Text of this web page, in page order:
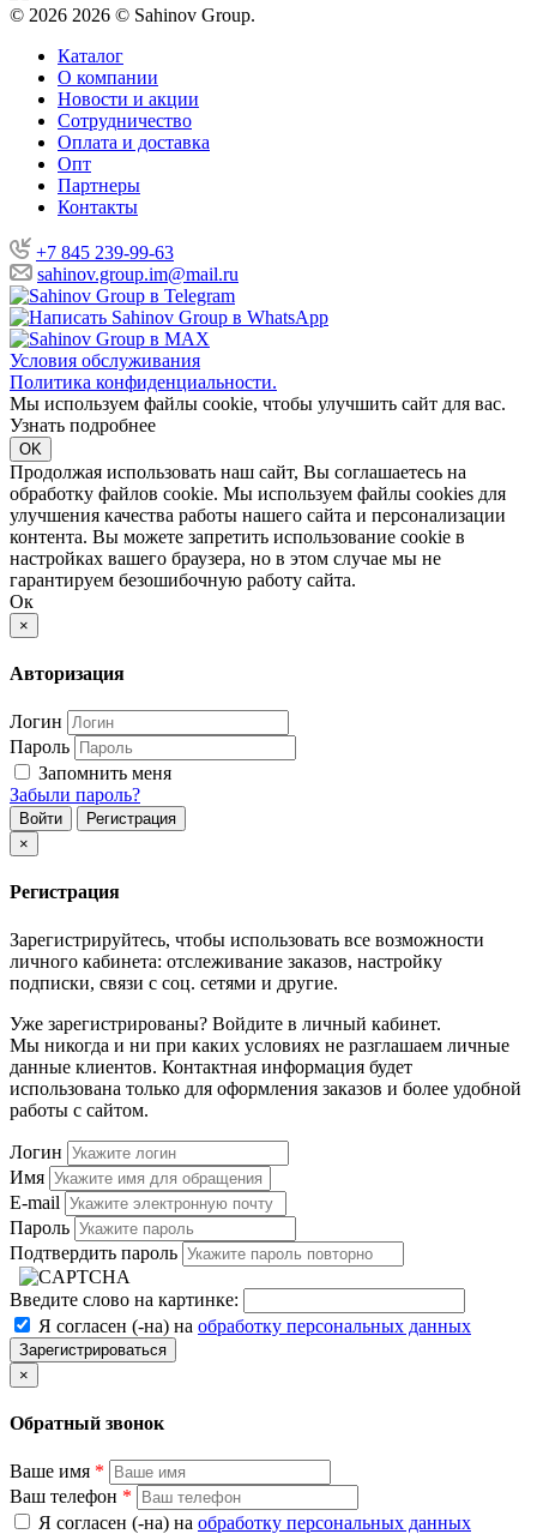
© 2026 2026 © Sahinov Group.
Каталог
О компании
Новости и акции
Сотрудничество
Оплата и доставка
Опт
Партнеры
Контакты
+7 845 239-99-63
sahinov.group.im@mail.ru
Условия обслуживания
Политика конфиденциальности.
Мы используем файлы cookie, чтобы улучшить сайт для вас.
Узнать подробнее
OK
Продолжая использовать наш сайт, Вы соглашаетесь на
обработку файлов cookie. Мы используем файлы cookies для
улучшения качества работы нашего сайта и персонализации
контента. Вы можете запретить использование cookie в
настройках вашего браузера, но в этом случае мы не
гарантируем безошибочную работу сайта.
Ок
×
Авторизация
Логин
Пароль
Запомнить меня
Забыли пароль?
Войти
Регистрация
×
Регистрация
Зарегистрируйтесь, чтобы использовать все возможности
личного кабинета: отслеживание заказов, настройку
подписки, связи с соц. сетями и другие.
Уже зарегистрированы? Войдите в личный кабинет.
Мы никогда и ни при каких условиях не разглашаем личные
данные клиентов. Контактная информация будет
использована только для оформления заказов и более удобной
работы с сайтом.
Логин
Имя
E-mail
Пароль
Подтвердить пароль
Введите слово на картинке:
Я согласен (-на) на обработку персональных данных
Зарегистрироваться
×
Обратный звонок
Ваше имя *
Ваш телефон *
Я согласен (-на) на обработку персональных данных